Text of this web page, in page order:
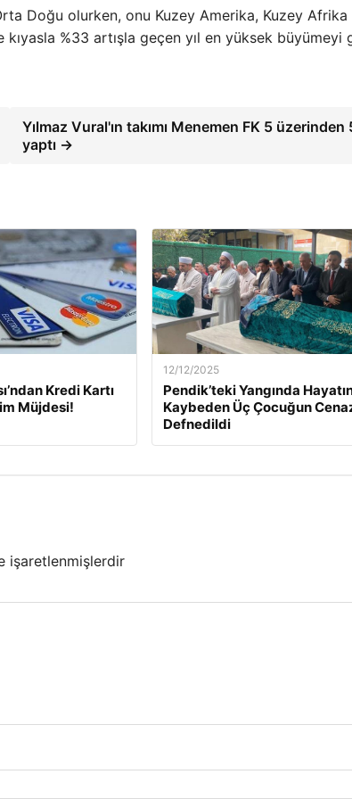
Doğu olurken, onu Kuzey Amerika, Kuzey Afrika
%33 artışla geçen yıl en yüksek büyümeyi
Yılmaz Vural'ın takımı Menemen FK 5 üzerinden
yaptı →
Kredi Kartı
Müjdesi!
12/12/2025
Pendik’teki Yangında
Kaybeden Üç Çocuğun
Defnedildi
işaretlenmişlerdir